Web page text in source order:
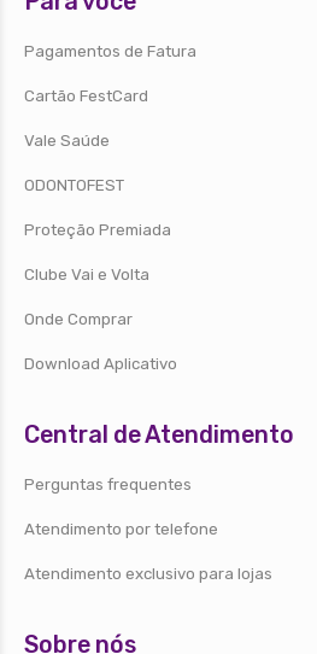
Pagamentos de Fatura
Cartão FestCard
Vale Saúde
ODONTOFEST
Proteção Premiada
Clube Vai e Volta
Onde Comprar
Download Aplicativo
Central de Atendimento
Perguntas frequentes
Atendimento por telefone
Atendimento exclusivo para lojas
Sobre nós